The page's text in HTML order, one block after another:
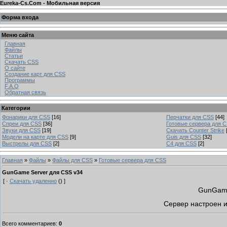
Eureka-Cs.Com - Мобильная версия
Форма входа
Меню сайта
Главная
Файлы
Статьи
Скачать CSS
О сайте
Создание карт для CSS
Программы
F.A.Q
Обратная связь
Категории
Фонарики для CSS [16] Перчатки для CSS [44]
Спреи для CSS [36]
Готовые сервера для
Звуки для CSS [19] Скачать Counter Strike
Модели на карте для CSS [9] Guis для CSS [32]
Выстрелы для CSS [2] C4 для CSS [2]
Главная » Файлы » Файлы для CSS » Готовые сервера для CSS
GunGame Server для CSS v34
[ · Скачать удаленно () ]
Сервер настроен
Всего комментариев: 0